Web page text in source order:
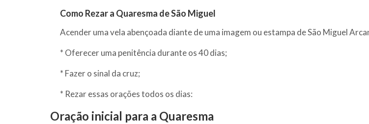
Como Rezar a Quaresma de São Miguel
Acender uma vela abençoada diante de uma imagem ou estampa de São Miguel
* Oferecer uma penitência durante os 40 dias;
* Fazer o sinal da cruz;
* Rezar essas orações todos os dias:
Oração inicial para a Quaresma